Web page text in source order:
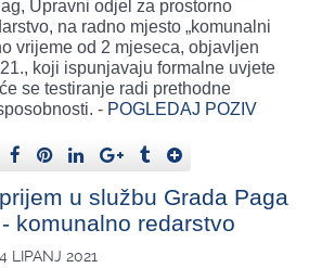
Upravni odjel za prostorno
na radno mjesto „komunalni
vrijeme od 2 mjeseca, objavljen
koji ispunjavaju formalne uvjete
se testiranje radi prethodne
- POGLEDAJ POZIV
u službu Grada Paga
komunalno redarstvo
LIPANJ 2021